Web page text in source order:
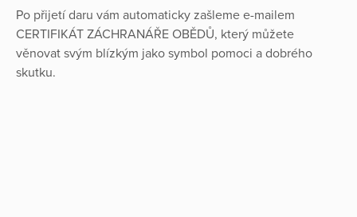
Po přijetí daru vám automaticky zašleme e-mailem
CERTIFIKÁT ZÁCHRANÁŘE OBĚDŮ, který můžete
věnovat svým blízkým jako symbol pomoci a dobrého
skutku.